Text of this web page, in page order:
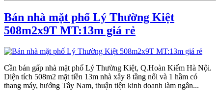
Bán nhà mặt phố Lý Thường Kiệt
508m2x9T MT:13m giá rẻ
Cần bán gấp nhà mặt phố Lý Thường Kiệt, Q.Hoàn Kiếm Hà Nội.
Diện tích 508m2 mặt tiền 13m nhà xây 8 tầng nổi và 1 hầm có
thang máy, hướng Tây Nam, thuận tiện kinh doanh làm ngân...